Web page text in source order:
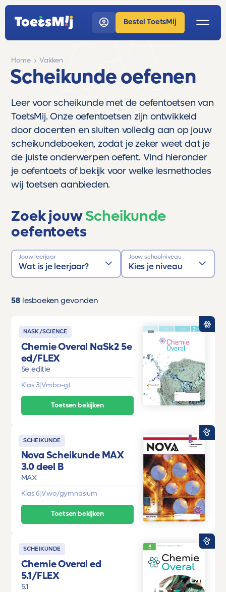
Bestel ToetsMij
Home Vakken
Scheikunde oefenen
Leer voor scheikunde met de oefentoetsen van
ToetsMij. Onze oefentoetsen zijn ontwikkeld
door docenten en sluiten volledig aan op jouw
scheikundeboeken, zodat je zeker weet dat je
de juiste onderwerpen oefent. Vind hieronder
je oefentoets of bekijk voor welke lesmethodes
wij toetsen aanbieden.
Zoek jouwScheikunde
oefentoets
Jouw leerjaar
Wat is je leerjaar?
Jouw schoolniveau
Kies je niveau
58 lesboeken gevonden
NASK/SCIENCE
Chemie Overal NaSk2 5e
ed/FLEX
5e editie
Klas 3|Vmbo-gt
Toetsen bekijken
SCHEIKUNDE
Nova Scheikunde MAX
3.0 deel B
MAX
Klas 6|Vwo/gymnasium
Toetsen bekijken
SCHEIKUNDE
Chemie Overal ed
5.1/FLEX
5.1